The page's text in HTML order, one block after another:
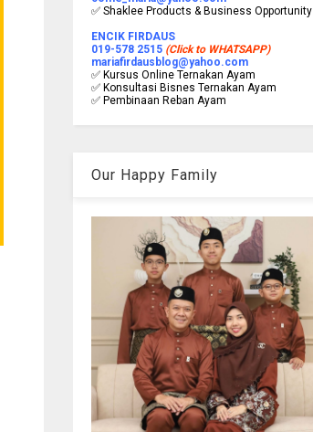
✅ Shaklee Products & Business Opportunity
ENCIK FIRDAUS
019-578 2515 (Click to WHATSAPP)
mariafirdausblog@yahoo.com
✅ Kursus Online Ternakan Ayam
✅ Konsultasi Bisnes Ternakan Ayam
✅ Pembinaan Reban Ayam
Our Happy Family